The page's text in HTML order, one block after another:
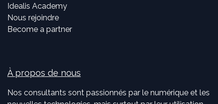
Idealis Academy
Nous rejoindre
Become a partner
À propos de nous
Nos consultants sont passionnés par le numérique et les